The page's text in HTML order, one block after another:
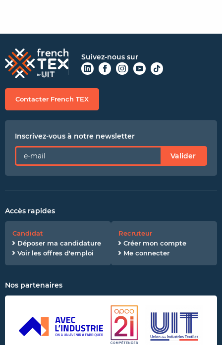
Suivez-nous sur
Contacter French TEX
Inscrivez-vous à notre newsletter
Valider
Accès rapides
Candidat
Déposer ma candidature
Voir les offres d'emploi
Recruteur
Créer mon compte
Me connecter
Nos partenaires